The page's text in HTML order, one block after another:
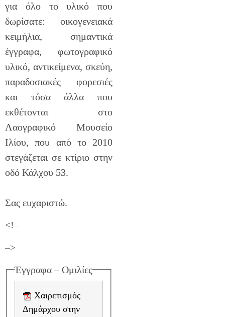
για όλο το υλικό που
δωρίσατε: οικογενειακά
κειμήλια, σημαντικά
έγγραφα, φωτογραφικό
υλικό, αντικείμενα, σκεύη,
παραδοσιακές φορεσιές
και τόσα άλλα που
εκθέτονται στο
Λαογραφικό Μουσείο
Ιλίου, που από το 2010
στεγάζεται σε κτίριο στην
οδό Κάλχου 53.
Σας ευχαριστώ.
<!–
–>
Έγγραφα – Ομιλίες
Δημάρχου στην